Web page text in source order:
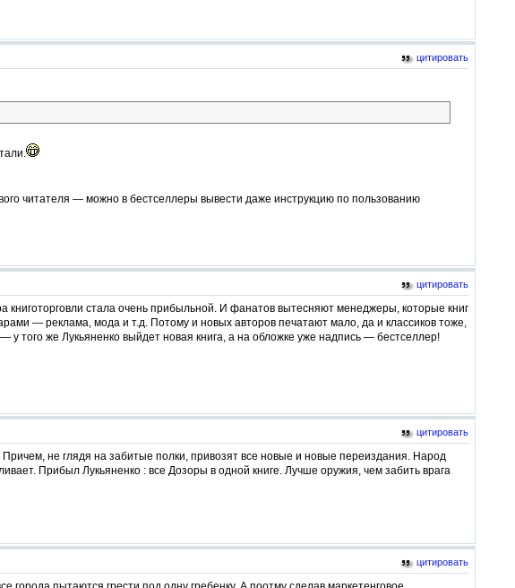
цитировать
читателя — можно в бестселлеры вывести даже инструкцию по пользованию
цитировать
стала очень прибыльной. И фанатов вытесняют менеджеры, которые книг
— реклама, мода и т.д. Потому и новых авторов печатают мало, да и классиков тоже,
у того же Лукьяненко выйдет новая книга, а на обложке уже надпись — бестселлер!
цитировать
не глядя на забитые полки, привозят все новые и новые переиздания. Народ
Прибыл Лукьяненко : все Дозоры в одной книге. Лучше оружия, чем забить врага
цитировать